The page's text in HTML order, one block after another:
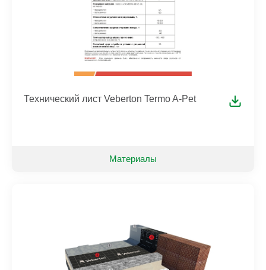
Технический лист Veberton Termo A-Pet
Материалы